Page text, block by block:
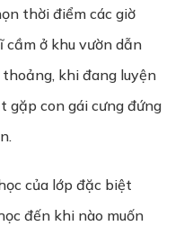
thời điểm các giờ
cầm ở khu vườn dẫn
khi đang luyện
gặp con gái cưng đứng
của lớp đặc biệt
đến khi nào muốn